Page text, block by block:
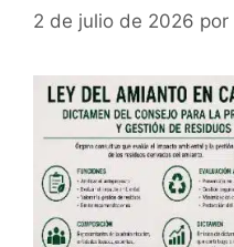
2 de julio de 2026 por